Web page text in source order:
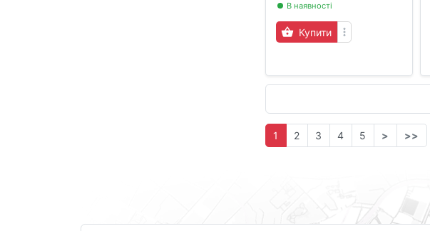
В наявності
Купити
1 2 3 4 5 > >>